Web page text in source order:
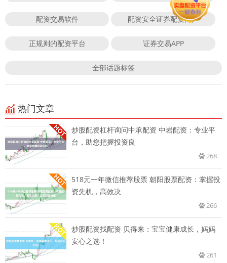
配资交易软件 配资安全证券配资门户
正规则的配资平台 证券交易APP
全部话题标签
热门文章
炒股配资杠杆询问中承配资 中岩配资：专业平
台，助您把握投资良
268
518元一年微信推荐股票 朝阳股票配资：掌握投
资先机，高效决
266
炒股配资找配资 贝得来：宝宝健康成长，妈妈
安心之选！
261